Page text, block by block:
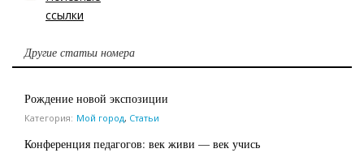
ссылки
Другие статьи номера
Рождение новой экспозиции
Категория: Мой город, Статьи
Конференция педагогов: век живи — век учись